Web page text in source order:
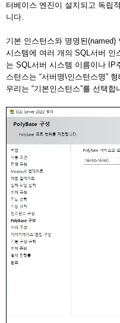
터베이스 엔진이 설치되고 독립
니다.
기본 인스턴스와 명명된
시스템에 여러 개의 SQL서버 인
는 SQL서버 시스템 이름이나 IP
스턴스는 “서버명\인스턴스명”
우리는 “기본인스턴스”를 선택합